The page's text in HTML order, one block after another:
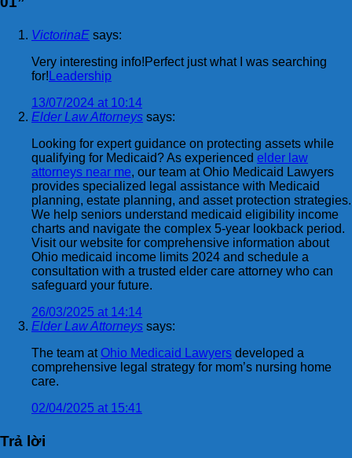
VictorinaE says:
Very interesting info!Perfect just what I was searching
for! Leadership
13/07/2024 at 10:14
Elder Law Attorneys says:
Looking for expert guidance on protecting assets while
qualifying for Medicaid? As experienced elder law
attorneys near me, our team at Ohio Medicaid Lawyers
provides specialized legal assistance with Medicaid
planning, estate planning, and asset protection strategies.
We help seniors understand medicaid eligibility income
charts and navigate the complex 5-year lookback period.
Visit our website for comprehensive information about
Ohio medicaid income limits 2024 and schedule a
consultation with a trusted elder care attorney who can
safeguard your future.
26/03/2025 at 14:14
Elder Law Attorneys says:
The team atOhio Medicaid Lawyers developed a
comprehensive legal strategy for mom’s nursing home
care.
02/04/2025 at 15:41
Trả lời